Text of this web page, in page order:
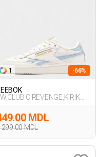
1 -66%
C REVENGE,KIRIK
299.00 MDL
MDL